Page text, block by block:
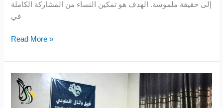
إلى حقيقة ملموسة. الهدف هو تمكين النساء من المشاركة الكاملة
في
Read More »
تقرير
جلسة
توعية: